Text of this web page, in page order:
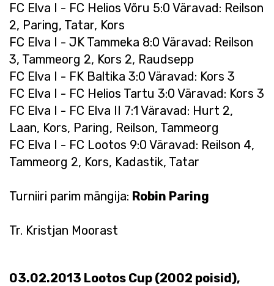
FC Elva I - FC Helios Võru 5:0 Väravad: Reilson
2, Paring, Tatar, Kors
FC Elva I - JK Tammeka 8:0 Väravad: Reilson
3, Tammeorg 2, Kors 2, Raudsepp
FC Elva I - FK Baltika 3:0 Väravad: Kors 3
FC Elva I - FC Helios Tartu 3:0 Väravad: Kors 3
FC Elva I - FC Elva II 7:1 Väravad: Hurt 2,
Laan, Kors, Paring, Reilson, Tammeorg
FC Elva I - FC Lootos 9:0 Väravad: Reilson 4,
Tammeorg 2, Kors, Kadastik, Tatar
Turniiri parim mängija: Robin Paring
Tr. Kristjan Moorast
03.02.2013 Lootos Cup (2002 poisid),